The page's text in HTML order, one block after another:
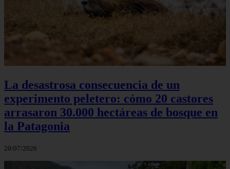
La desastrosa consecuencia de un
experimento peletero: cómo 20 castores
arrasaron 30.000 hectáreas de bosque en
la Patagonia
20/07/2026